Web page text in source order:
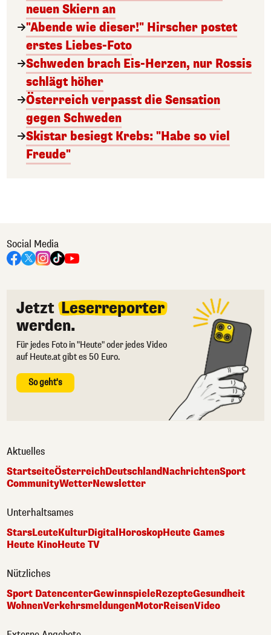
neuen Skiern an
"Abende wie dieser!" Hirscher postet
erstes Liebes-Foto
Schweden brach Eis-Herzen, nur Rossis
schlägt höher
Österreich verpasst die Sensation
gegen Schweden
Skistar besiegt Krebs: "Habe so viel
Freude"
Social Media
Jetzt Leserreporter
werden.
Für jedes Foto in "Heute" oder jedes Video
auf Heute.at gibt es 50 Euro.
So geht's
Aktuelles
StartseiteÖsterreichDeutschlandNachrichtenSport
CommunityWetterNewsletter
Unterhaltsames
StarsLeuteKulturDigitalHoroskopHeute Games
Heute KinoHeute TV
Nützliches
Sport DatencenterGewinnspieleRezepteGesundheit
WohnenVerkehrsmeldungenMotorReisenVideo